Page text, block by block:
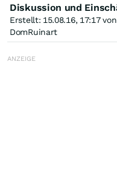
Erstellt: 15.08.16, 17:17 von
DomRuinart